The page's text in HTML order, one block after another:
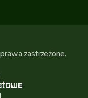
zastrzeżone.